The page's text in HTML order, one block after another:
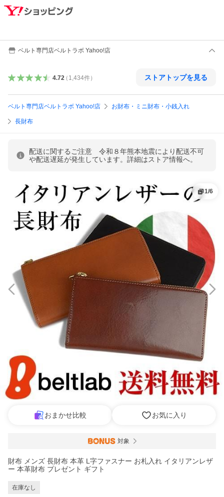
ベルト専門店ベルトラボ Yahoo!店
4.72（ 1,434件） ストアトップを見る
ベルト専門店ベルトラボ Yahoo!店 お財布・ミニ財布・小銭入れ
長財布
配送に関するご注意 令和８年熊本地震により配送不可
や配送遅延が発生しています。詳細はストア情報へ。
1/6
おまかせ比較 お気に入り
対象
財布 メンズ 長財布 本革 L字ファスナー お札入れ イタリアンレザ
ー 本革財布 プレゼント ギフト
在庫なし